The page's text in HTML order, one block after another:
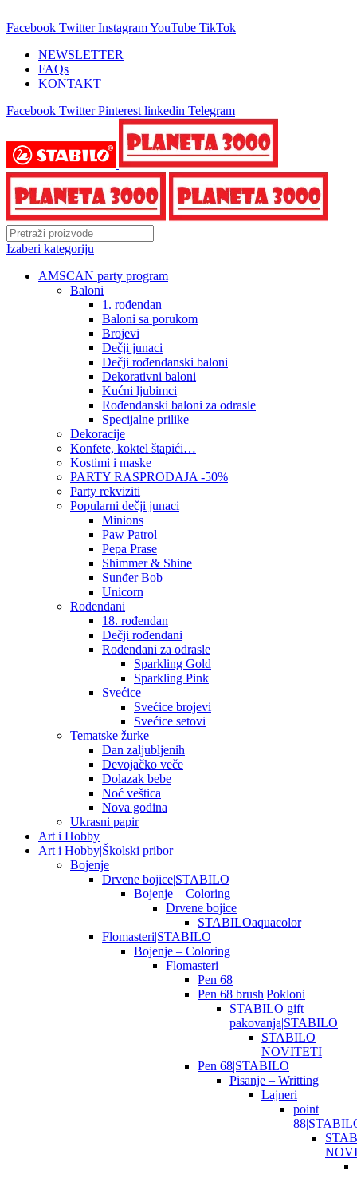
Facebook Twitter InstagramYouTube TikTok
NEWSLETTER
FAQs
KONTAKT
Facebook Twitter Pinterest linkedin Telegram
Izaberi kategoriju
AMSCAN party program
Baloni
1. rođendan
Baloni sa porukom
Brojevi
Dečji junaci
Dečji rođendanski baloni
Dekorativni baloni
Kućni ljubimci
Rođendanski baloni za odrasle
Specijalne prilike
Dekoracije
Konfete, koktel štapići…
Kostimi i maske
PARTY RASPRODAJA -50%
Party rekviziti
Popularni dečji junaci
Minions
Paw Patrol
Pepa Prase
Shimmer & Shine
Sunđer Bob
Unicorn
Rođendani
18. rođendan
Dečji rođendani
Rođendani za odrasle
Sparkling Gold
Sparkling Pink
Svećice
Svećice brojevi
Svećice setovi
Tematske žurke
Dan zaljubljenih
Devojačko veče
Dolazak bebe
Noć veštica
Nova godina
Ukrasni papir
Art i Hobby
Art i Hobby|Školski pribor
Bojenje
Drvene bojice|STABILO
Bojenje – Coloring
Drvene bojice
STABILOaquacolor
Flomasteri|STABILO
Bojenje – Coloring
Flomasteri
Pen 68
Pen 68 brush|Pokloni
STABILO gift
pakovanja|STABILO
STABILO
NOVITETI
Pen 68|STABILO
Pisanje – Writting
Lajneri
point